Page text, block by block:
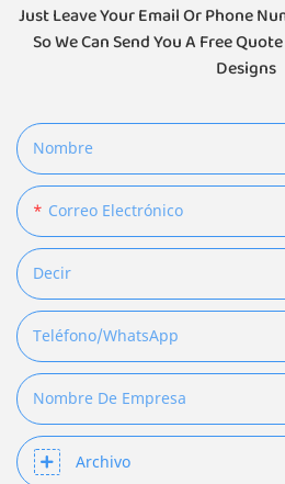
Just Leave Your Email Or Phone
So We Can Send You A Free
Designs
Nombre
Correo Electrónico
Decir
Teléfono/WhatsApp
Nombre De Empresa
Archivo